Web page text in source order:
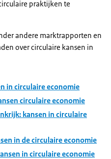
praktijken te
andere marktrapporten en
over circulaire kansen in
in circulaire economie
circulaire economie
kansen in circulaire
in de circulaire economie
in circulaire economie